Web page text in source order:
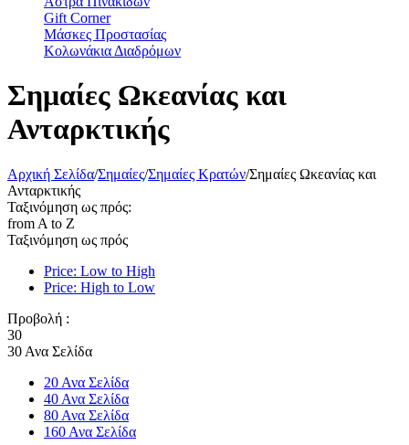
Gift Corner
Μάσκες Προστασίας
Κολωνάκια Διαδρόμων
Σημαίες Ωκεανίας και
Ανταρκτικής
Αρχική Σελίδα/Σημαίες/Σημαίες Κρατών/Σημαίες Ωκεανίας και
Ανταρκτικής
Ταξινόμηση ως πρός:
from A to Z
Ταξινόμηση ως πρός
Price: Low to High
Price: High to Low
Προβολή :
30
30 Ανα Σελίδα
20 Ανα Σελίδα
40 Ανα Σελίδα
80 Ανα Σελίδα
160 Ανα Σελίδα